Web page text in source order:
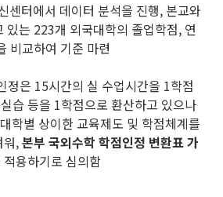
센터에서 데이터 분석을 진행, 본교와
있는 223개 외국대학의 졸업학점, 연
비교하여 기준 마련
정은 15시간의 실 수업시간을 1학점
습 등을 1학점으로 환산하고 있으나
학별 상이한 교육제도 및 학점체계를
워,본부 국외수학 학점인정 변환표 가
용하기로 심의함